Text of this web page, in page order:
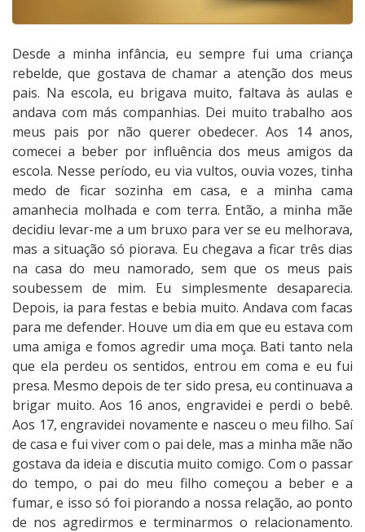
Desde a minha infância, eu sempre fui uma criança
rebelde, que gostava de chamar a atenção dos meus
pais. Na escola, eu brigava muito, faltava às aulas e
andava com más companhias. Dei muito trabalho aos
meus pais por não querer obedecer. Aos 14 anos,
comecei a beber por influência dos meus amigos da
escola. Nesse período, eu via vultos, ouvia vozes, tinha
medo de ficar sozinha em casa, e a minha cama
amanhecia molhada e com terra. Então, a minha mãe
decidiu levar-me a um bruxo para ver se eu melhorava,
mas a situação só piorava. Eu chegava a ficar três dias
na casa do meu namorado, sem que os meus pais
soubessem de mim. Eu simplesmente desaparecia.
Depois, ia para festas e bebia muito. Andava com facas
para me defender. Houve um dia em que eu estava com
uma amiga e fomos agredir uma moça. Bati tanto nela
que ela perdeu os sentidos, entrou em coma e eu fui
presa. Mesmo depois de ter sido presa, eu continuava a
brigar muito. Aos 16 anos, engravidei e perdi o bebê.
Aos 17, engravidei novamente e nasceu o meu filho. Saí
de casa e fui viver com o pai dele, mas a minha mãe não
gostava da ideia e discutia muito comigo. Com o passar
do tempo, o pai do meu filho começou a beber e a
fumar, e isso só foi piorando a nossa relação, ao ponto
de nos agredirmos e terminarmos o relacionamento.